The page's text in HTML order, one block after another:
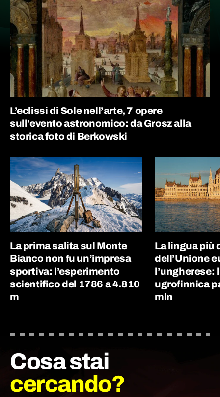
L’eclissi di Sole nell’arte, 7 opere
sull’evento astronomico: da Grosz alla
storica foto di Berkowski
La prima salita sul Monte
Bianco non fu un’impresa
sportiva: l’esperimento
scientifico del 1786 a 4.810
m
La lingua più
dell’Unione
l’ungherese:
ugrofinnica
mln
Cosa stai
cercando?